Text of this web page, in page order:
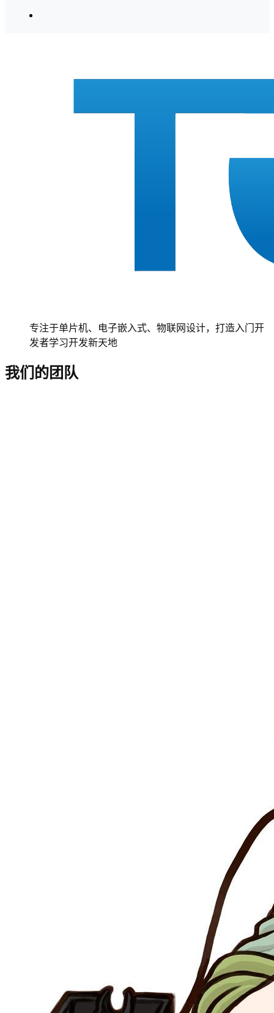
专注于单片机、电子嵌入式、物联网设计，打造入门开
发者学习开发新天地
我们的团队